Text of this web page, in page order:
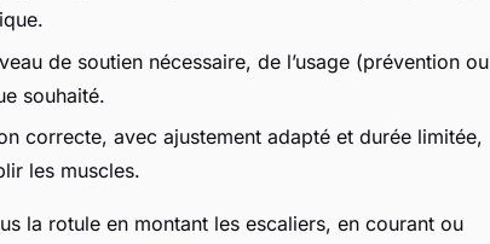
de soutien nécessaire, de l’usage (prévention ou
souhaité.
correcte, avec ajustement adapté et durée limitée,
les muscles.
la rotule en montant les escaliers, en courant ou